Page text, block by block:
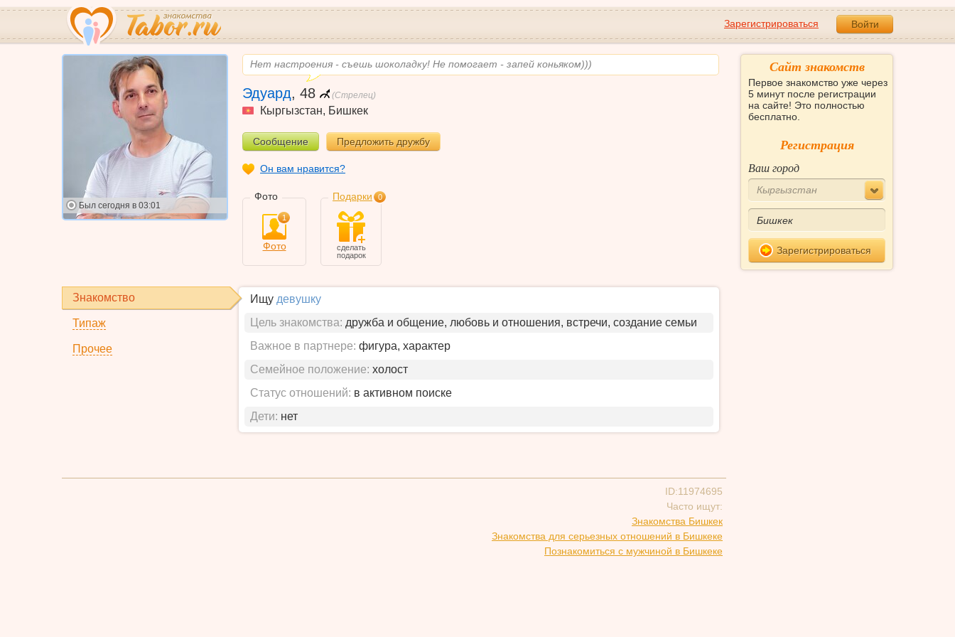
Зарегистрироваться Войти
Нет настроения - съешь шоколадку! Не помогает - запей коньяком)))
Был сегодня в 03:01
Эдуард, 48 (Стрелец)
Кыргызстан, Бишкек
Сообщение Предложить дружбу
Он вам нравится?
Фото
1
Фото
Подарки 0
сделать
подарок
Знакомство
Типаж
Прочее
Ищу девушку
Цель знакомства: дружба и общение, любовь и отношения, встречи, создание семьи
Важное в партнере: фигура, характер
Семейное положение: холост
Статус отношений: в активном поиске
Дети: нет
ID:11974695
Часто ищут:
Знакомства Бишкек
Знакомства для серьезных отношений в Бишкеке
Познакомиться с мужчиной в Бишкеке
Сайт знакомств
Первое знакомство уже через
5 минут после регистрации
на сайте! Это полностью
бесплатно.
Регистрация
Ваш город
Кыргызстан
Зарегистрироваться